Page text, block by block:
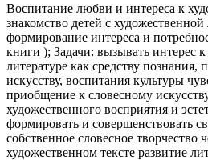
Воспитание любви и интереса к
знакомство детей с
формирование интереса и
книги ); Задачи: вызывать интерес
литературе как средству познания,
искусству, воспитания культуры
приобщение к словесному
художественного восприятия и
формировать и совершенствовать
собственное словесное творчество
художественном тексте развитие